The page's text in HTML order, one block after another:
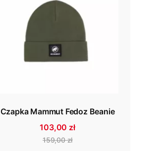
Czapka Mammut Fedoz Beanie
103,00 zł
159,00 zł